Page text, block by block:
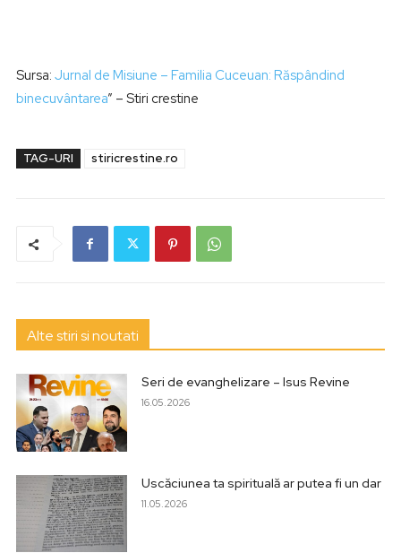
Sursa: Jurnal de Misiune – Familia Cuceuan: Răspândind
binecuvântarea” – Stiri crestine
TAG-URI stiricrestine.ro
Alte stiri si noutati
Seri de evanghelizare – Isus Revine
16.05.2026
Uscăciunea ta spirituală ar putea fi un dar
11.05.2026